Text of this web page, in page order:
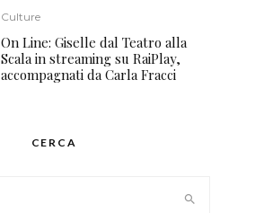
Culture
On Line: Giselle dal Teatro alla
Scala in streaming su RaiPlay,
accompagnati da Carla Fracci
CERCA